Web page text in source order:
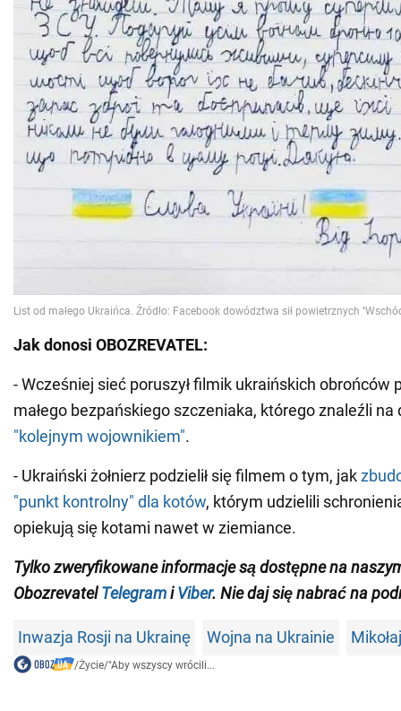
Jak donosi OBOZREVATEL:
- Wcześniej sieć poruszył filmik ukraińskich obrońców
małego bezpańskiego szczeniaka, którego znaleźli
"kolejnym wojownikiem".
- Ukraiński żołnierz podzielił się filmem o tym, jak
"punkt kontrolny" dla kotów, którym udzielili
opiekują się kotami nawet w ziemiance.
Tylko zweryfikowane informacje są dostępne na
ObozrevatelTelegramiViber. Nie daj się nabrać na
Inwazja Rosji na Ukrainę Wojna na Ukrainie
/Życie/"Aby wszyscy wrócili...